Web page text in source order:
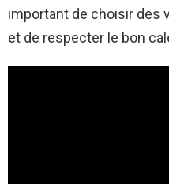
important de choisir des
et de respecter le bon